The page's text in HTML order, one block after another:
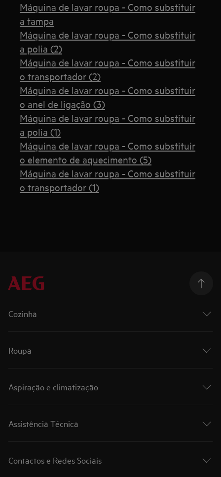
Máquina de lavar roupa - Como substituir
a tampa
Máquina de lavar roupa - Como substituir
a polia (2)
Máquina de lavar roupa - Como substituir
o transportador (2)
Máquina de lavar roupa - Como substituir
o anel de ligação (3)
Máquina de lavar roupa - Como substituir
a polia (1)
Máquina de lavar roupa - Como substituir
o elemento de aquecimento (5)
Máquina de lavar roupa - Como substituir
o transportador (1)
Cozinha
Roupa
Aspiração e climatização
Assistência Técnica
Contactos e Redes Sociais